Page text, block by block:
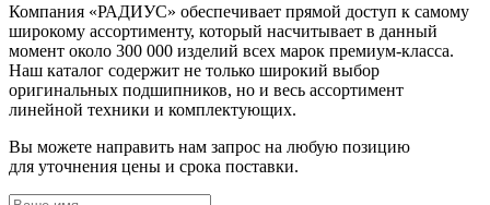
Компания «РАДИУС» обеспечивает прямой доступ к самому
широкому ассортименту, который насчитывает в данный
момент около 300 000 изделий всех марок премиум-класса.
Наш каталог содержит не только широкий выбор
оригинальных подшипников, но и весь ассортимент
линейной техники и комплектующих.
Вы можете направить нам запрос на любую позицию
для уточнения цены и срока поставки.